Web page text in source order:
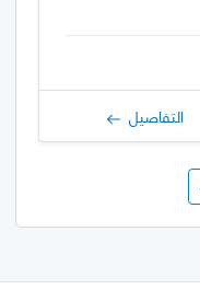
التفاصيل